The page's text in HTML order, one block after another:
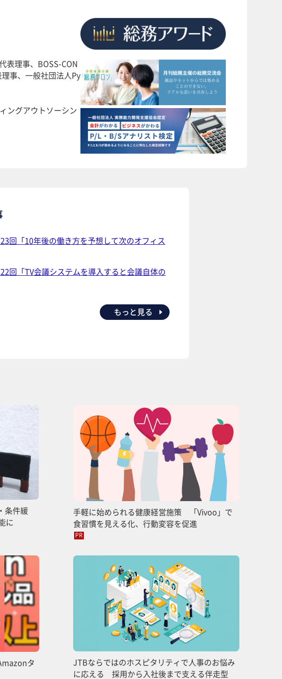
表理事、BOSS-CON
事、一般社団法人Py
ングアウトソーシン
回「10年後の働き方を予想して次のオフィス
回「TV会議システムを導入すると会議自体の
もっと見る
条件緩
に
手軽に始められる健康経営施策 「Vivoo」で
食習慣を見える化、行動変容を促進
PR
タ
JTBならではのホスピタリティで人事のお悩み
に応える 採用から入社後まで支える伴走型